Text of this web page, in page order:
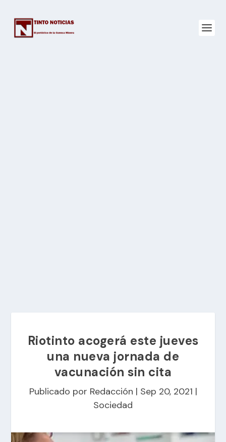
Riotinto acogerá este jueves
una nueva jornada de
vacunación sin cita
Publicado por Redacción | Sep 20, 2021 |
Sociedad